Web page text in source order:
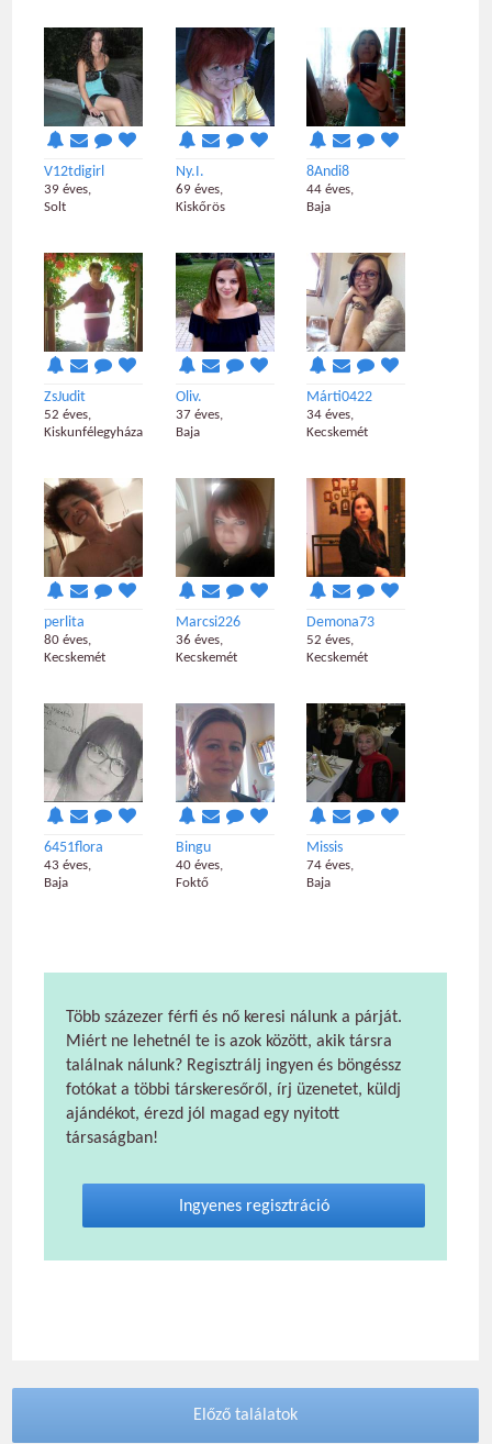
V12tdigirl
39 éves,
Solt
Ny.I.
69 éves,
Kiskőrös
8Andi8
44 éves,
Baja
ZsJudit
52 éves,
Kiskunfélegyháza
Oliv.
37 éves,
Baja
Márti0422
34 éves,
Kecskemét
perlita
80 éves,
Kecskemét
Marcsi226
36 éves,
Kecskemét
Demona73
52 éves,
Kecskemét
6451flora
43 éves,
Baja
Bingu
40 éves,
Foktő
Missis
74 éves,
Baja
Több százezer férfi és nő keresi nálunk a párját.
Miért ne lehetnél te is azok között, akik társra
találnak nálunk? Regisztrálj ingyen és böngéssz
fotókat a többi társkeresőről, írj üzenetet, küldj
ajándékot, érezd jól magad egy nyitott
társaságban!
Ingyenes regisztráció
Előző találatok